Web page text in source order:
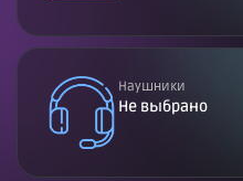
Наушники
Не выбрано